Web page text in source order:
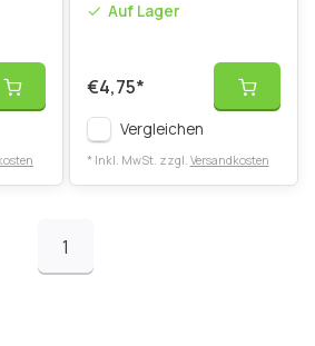
Auf Lager
€4,75*
Vergleichen
* Inkl. MwSt. zzgl. Versandkosten
1